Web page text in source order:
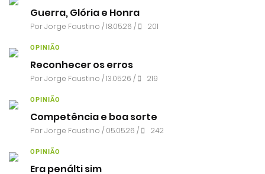
Guerra, Glória e Honra
PorJorge Faustino / 18.05.26 / 201
OPINIÃO
Reconhecer os erros
PorJorge Faustino / 13.05.26 / 219
OPINIÃO
Competência e boa sorte
PorJorge Faustino / 05.05.26 / 242
OPINIÃO
Era penálti sim